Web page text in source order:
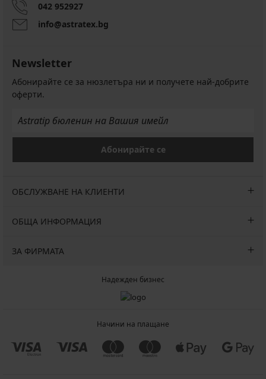
042 952927
info@astratex.bg
Newsletter
Абонирайте се за нюзлетъра ни и получете най-добрите
оферти.
Абонирайте се
ОБСЛУЖВАНЕ НА КЛИЕНТИ
ОБЩА ИНФОРМАЦИЯ
ЗА ФИРМАТА
Надежден бизнес
Начини на плащане